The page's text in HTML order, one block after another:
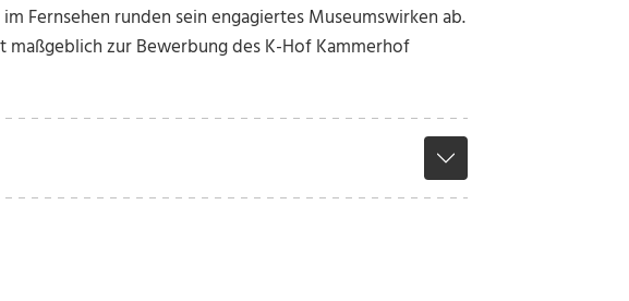
Fernsehen runden sein engagiertes Museumswirken ab.
zur Bewerbung des K-Hof Kammerhof